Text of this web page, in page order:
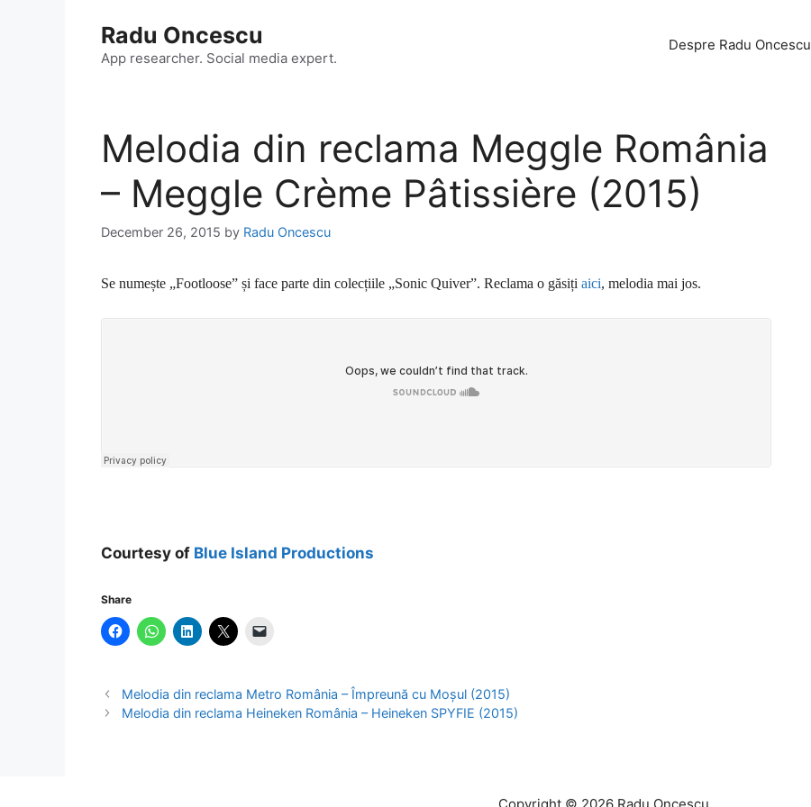
Radu Oncescu
App researcher. Social media expert.
Despre Radu Oncescu
Melodia din reclama Meggle România
– Meggle Crème Pâtissière (2015)
December 26, 2015 by Radu Oncescu
Se numește „Footloose” și face parte din colecțiile „Sonic Quiver”. Reclama o găsiți aici, melodia mai jos.
Courtesy of Blue Island Productions
Share
Melodia din reclama Metro România – Împreună cu Moșul (2015)
Melodia din reclama Heineken România – Heineken SPYFIE (2015)